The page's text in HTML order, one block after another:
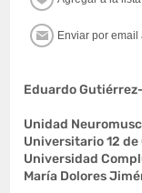
Eduardo
Unidad
Universitario 12
Universidad
María Dolores